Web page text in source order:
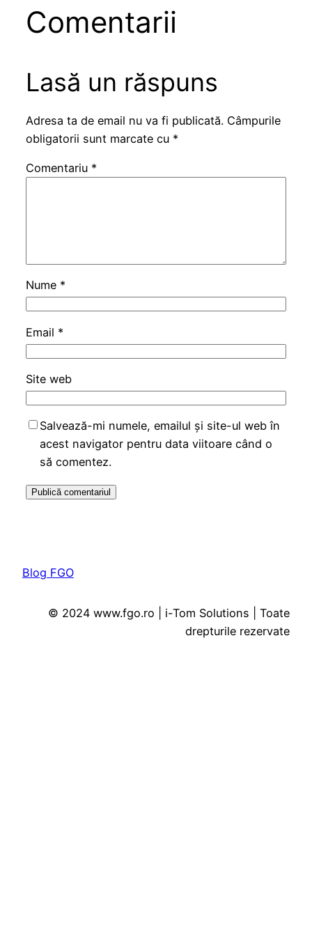
Comentarii
Lasă un răspuns
Adresa ta de email nu va fi publicată. Câmpurile
obligatorii sunt marcate cu *
Comentariu *
Nume *
Email *
Site web
Salvează-mi numele, emailul și site-ul web în
acest navigator pentru data viitoare când o
să comentez.
Blog FGO
© 2024 www.fgo.ro | i-Tom Solutions | Toate
drepturile rezervate